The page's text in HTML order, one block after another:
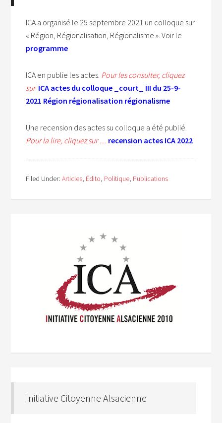
ICA a organisé le 25 septembre 2021 un colloque sur
« Région, Régionalisation, Régionalisme ». Voir le
programme
ICA en publie les actes. Pour les consulter, cliquez
sur ICA actes du colloque _court_ III du 25-9-
2021 Région régionalisation régionalisme
Une recension des actes su colloque a été publié.
Pour la lire, cliquez sur … recension actes ICA 2022
Filed Under:Articles, Édito, Politique, Publications
Initiative Citoyenne Alsacienne